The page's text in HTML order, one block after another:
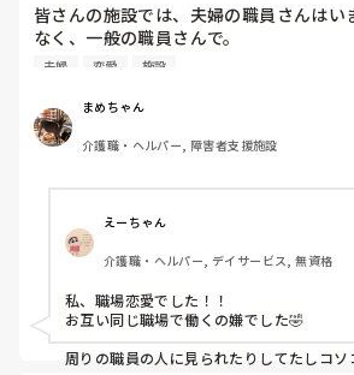
皆さんの施設では、夫婦の職員さんはい
なく、一般の職員さんで。
うちの施設では、職員同士が結婚すると
仕事がやりにくいからという理由です。
そんなにやりにくいですか？
（笑）
夫婦 恋愛 施設
まめちゃん
介護職・ヘルパー, 障害者支援施設
えーちゃん
介護職・ヘルパー, デイサービス, 無資格
私、職場恋愛でした！！
お互い同じ職場で働くの嫌でした🤣
周りの職員の人に見られたりしてたしコソ